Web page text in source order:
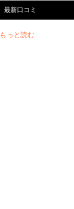
最新口コミ
もっと読む